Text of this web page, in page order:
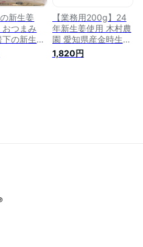
を除く
新生姜
つまみ
の新生姜
ロ箱 しん
やつ 新
【業務用200g】24
年新生姜使用 木村農
園 愛知県産金時生姜
を使用したガリ 国産
無添加・無着色 お弁
1,820円